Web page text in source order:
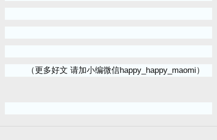
（更多好文 请加小编微信happy_happy_maomi）